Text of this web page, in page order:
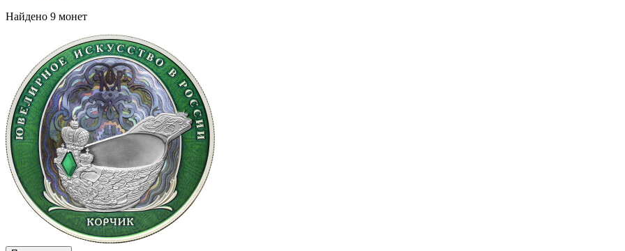
Найдено 9 монет